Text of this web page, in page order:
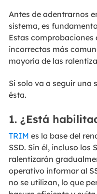
Antes de adentrarnos
sistema, es
Estas
incorrectas más
mayoría de las
Si solo va a seguir una
ésta.
1. ¿Está
TRIM es la base del
SSD. Sin él, incluso los
ralentizarán
operativo informar al
no se utilizan, lo que